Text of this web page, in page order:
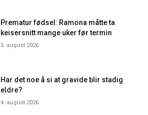
Prematur fødsel: Ramona måtte ta
keisersnitt mange uker før termin
5. august 2026
Har det noe å si at gravide blir stadig
eldre?
4. august 2026